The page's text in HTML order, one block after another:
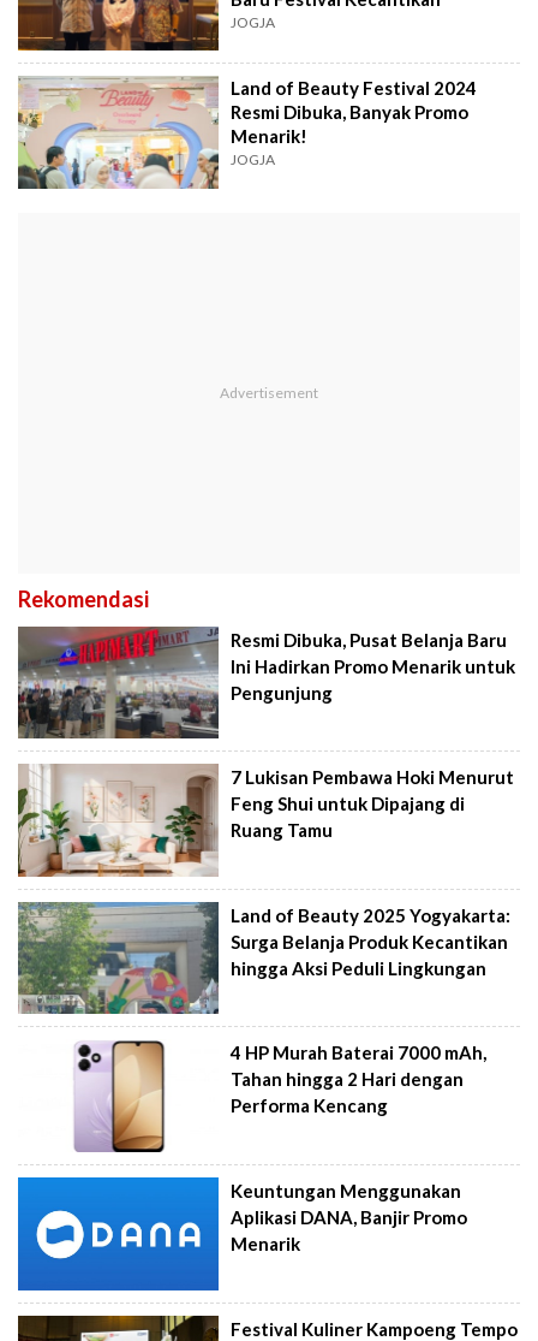
JOGJA
Land of Beauty Festival 2024
Resmi Dibuka, Banyak Promo
Menarik!
JOGJA
Rekomendasi
Resmi Dibuka, Pusat Belanja Baru
Ini Hadirkan Promo Menarik untuk
Pengunjung
7 Lukisan Pembawa Hoki Menurut
Feng Shui untuk Dipajang di
Ruang Tamu
Land of Beauty 2025 Yogyakarta:
Surga Belanja Produk Kecantikan
hingga Aksi Peduli Lingkungan
4 HP Murah Baterai 7000 mAh,
Tahan hingga 2 Hari dengan
Performa Kencang
Keuntungan Menggunakan
Aplikasi DANA, Banjir Promo
Menarik
Festival Kuliner Kampoeng Tempo